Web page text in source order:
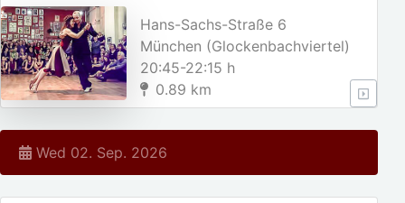
Hans-Sachs-Straße 6
München (Glockenbachviertel)
20:45-22:15 h
0.89 km
Wed 02. Sep. 2026